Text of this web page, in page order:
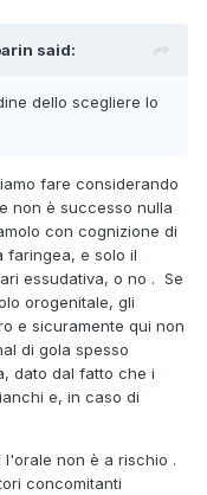
said:
dello scegliere lo
fare considerando
non è successo nulla
con cognizione di
faringea, e solo il
essudativa, o no . Se
orogenitale, gli
e sicuramente qui non
di gola spesso
dato dal fatto che i
e, in caso di
l'orale non è a rischio .
concomitanti